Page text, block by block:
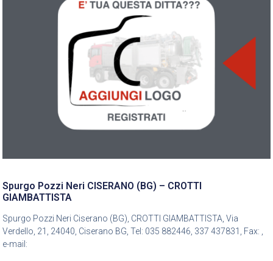
Spurgo Pozzi Neri CISERANO (BG) – CROTTI
GIAMBATTISTA
Spurgo Pozzi Neri Ciserano (BG), CROTTI GIAMBATTISTA, Via
Verdello, 21, 24040, Ciserano BG, Tel: 035 882446, 337 437831, Fax: ,
e-mail: